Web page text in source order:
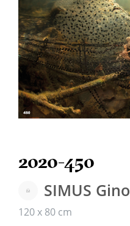
2020-450
SIMUS Gino
120 x 80 cm